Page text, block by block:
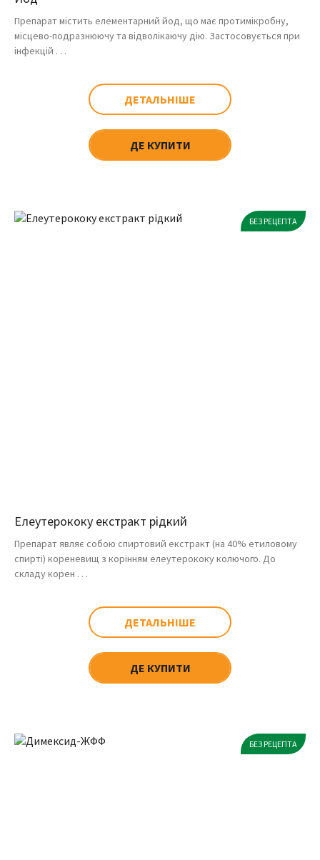
Препарат містить елементарний йод, що має протимікробну,
місцево-подразнюючу та відволікаючу дію. Застосовується при
інфекцій . . .
ДЕТАЛЬНІШЕ
ДЕ КУПИТИ
БЕЗ РЕЦЕПТА
Елеутерококу екстракт рідкий
Препарат являє собою спиртовий екстракт (на 40% етиловому
спирті) кореневищ з корінням елеутерококу колючого. До
складу корен . . .
ДЕТАЛЬНІШЕ
ДЕ КУПИТИ
БЕЗ РЕЦЕПТА